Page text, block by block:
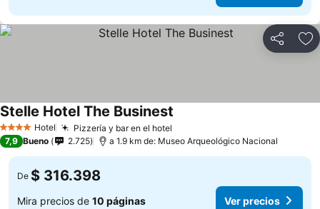
Compartir
4 EstrellasHotel Pizzería y bar en el hotel
Stelle Hotel The Businest
7,9 Bueno 2.725 a 1.9 km de: Museo Arqueológico Nacional
De $ 316.398
Mira precios de 10 páginas Ver precios